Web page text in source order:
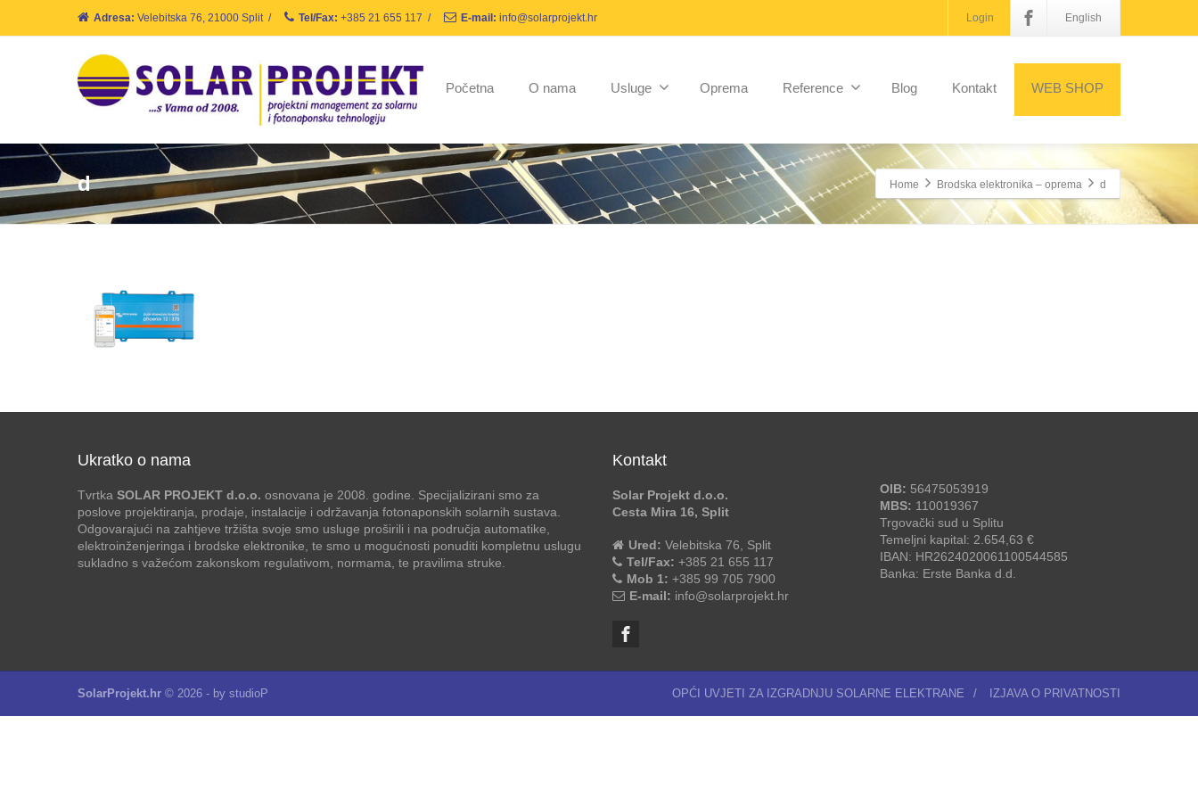
Adresa: Velebitska 76, 21000 Split / Tel/Fax: +385 21 655 117 / E-mail: info@solarprojekt.hr Login English
Početna O nama Usluge Oprema Reference Blog Kontakt WEB SHOP
d Home Brodska elektronika – oprema d
Ukratko o nama
Tvrtka SOLAR PROJEKT d.o.o. osnovana je 2008. godine. Specijalizirani smo za
poslove projektiranja, prodaje, instalacije i održavanja fotonaponskih solarnih sustava.
Odgovarajući na zahtjeve tržišta svoje smo usluge proširili i na područja automatike,
elektroinženjeringa i brodske elektronike, te smo u mogućnosti ponuditi kompletnu uslugu
sukladno s važećom zakonskom regulativom, normama, te pravilima struke.
Kontakt
Solar Projekt d.o.o.
Cesta Mira 16, Split
Ured: Velebitska 76, Split
Tel/Fax: +385 21 655 117
Mob 1: +385 99 705 7900
E-mail: info@solarprojekt.hr
OIB: 56475053919
MBS: 110019367
Trgovački sud u Splitu
Temeljni kapital: 2.654,63 €
IBAN: HR2624020061100544585
Banka: Erste Banka d.d.
SolarProjekt.hr © 2026 - by studioP OPĆI UVJETI ZA IZGRADNJU SOLARNE ELEKTRANE / IZJAVA O PRIVATNOSTI